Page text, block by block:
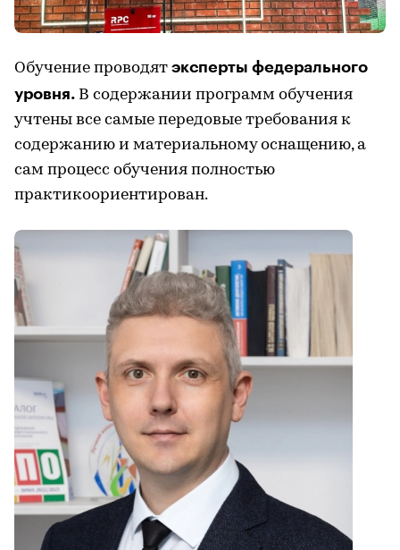
Обучение проводят эксперты федерального
уровня. В содержании программ обучения
учтены все самые передовые требования к
содержанию и материальному оснащению, а
сам процесс обучения полностью
практикоориентирован.